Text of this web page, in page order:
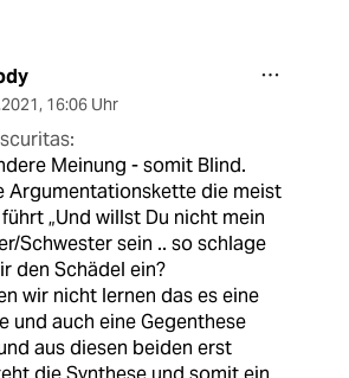
, 16:06 Uhr
Meinung - somit Blind.
Argumentationskette die meist
„Und willst Du nicht mein
Schwester sein .. so schlage
den Schädel ein?
wir nicht lernen das es eine
und auch eine Gegenthese
aus diesen beiden erst